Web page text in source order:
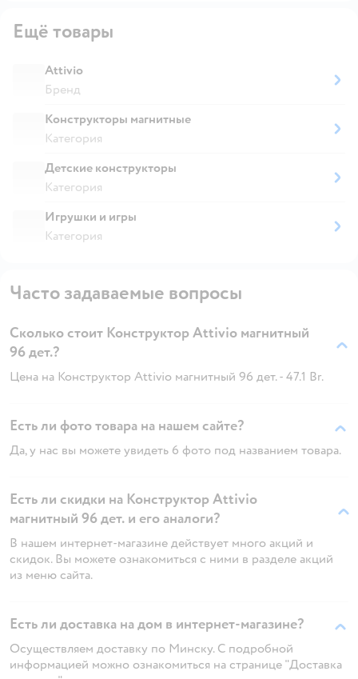
Ещё товары
Attivio
Бренд
Конструкторы магнитные
Категория
Детские конструкторы
Категория
Игрушки и игры
Категория
Часто задаваемые вопросы
Сколько стоит Конструктор Attivio магнитный
96 дет.?
Цена на Конструктор Attivio магнитный 96 дет. - 47.1 Br.
Есть ли фото товара на нашем сайте?
Да, у нас вы можете увидеть 6 фото под названием товара.
Есть ли скидки на Конструктор Attivio
магнитный 96 дет. и его аналоги?
В нашем интернет-магазине действует много акций и
скидок. Вы можете ознакомиться с ними в разделе акций
из меню сайта.
Есть ли доставка на дом в интернет-магазине?
Осуществляем доставку по Минску. С подробной
информацией можно ознакомиться на странице "Доставка